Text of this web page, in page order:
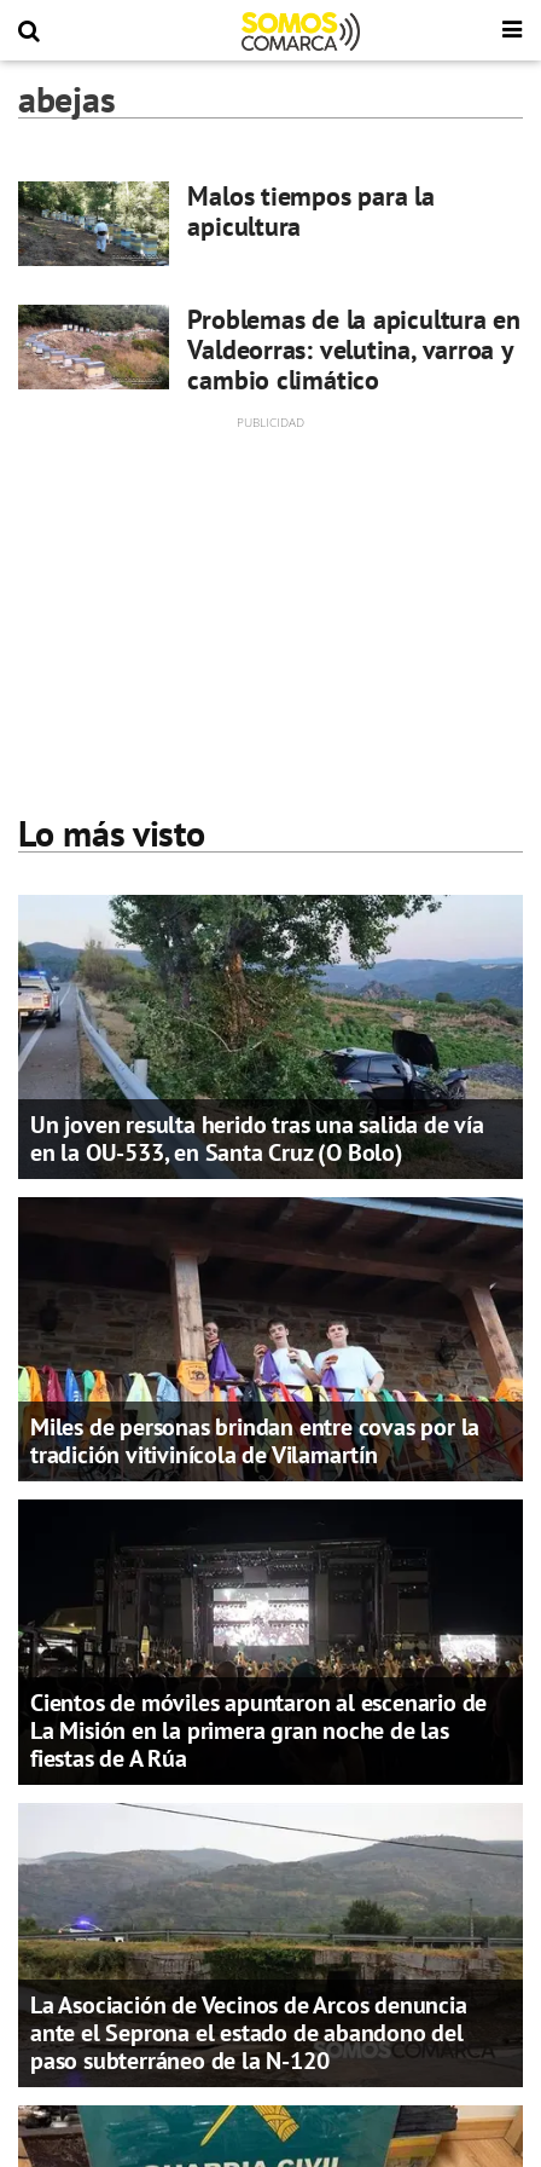
abejas
Malos tiempos para la
apicultura
Problemas de la apicultura en
Valdeorras: velutina, varroa y
cambio climático
Lo más visto
Un joven resulta herido tras una salida de vía
en la OU-533, en Santa Cruz (O Bolo)
Miles de personas brindan entre covas por la
tradición vitivinícola de Vilamartín
Cientos de móviles apuntaron al escenario de
La Misión en la primera gran noche de las
fiestas de A Rúa
La Asociación de Vecinos de Arcos denuncia
ante el Seprona el estado de abandono del
paso subterráneo de la N-120